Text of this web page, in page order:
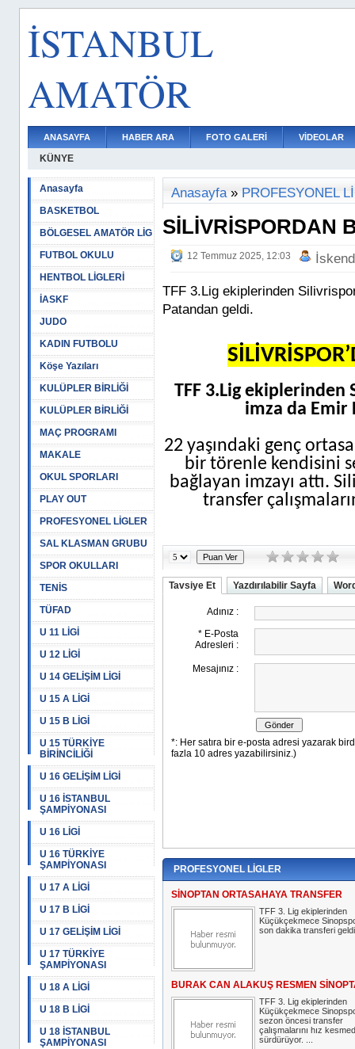
İSTANBUL
AMATÖR
ANASAYFA HABER ARA FOTO GALERİ VİDEOLAR
KÜNYE
Anasayfa
BASKETBOL
BÖLGESEL AMATÖR LİG
FUTBOL OKULU
HENTBOL LİGLERİ
İASKF
JUDO
KADIN FUTBOLU
Köşe Yazıları
KULÜPLER BİRLİĞİ
KULÜPLER BİRLİĞİ
MAÇ PROGRAMI
MAKALE
OKUL SPORLARI
PLAY OUT
PROFESYONEL LİGLER
SAL KLASMAN GRUBU
SPOR OKULLARI
TENİS
TÜFAD
U 11 LİGİ
U 12 LİGİ
U 14 GELİŞİM LİGİ
U 15 A LİGİ
U 15 B LİGİ
U 15 TÜRKİYE
BİRİNCİLİĞİ
U 16 GELİŞİM LİGİ
U 16 İSTANBUL
ŞAMPİYONASI
U 16 LİGİ
U 16 TÜRKİYE
ŞAMPİYONASI
U 17 A LİGİ
U 17 B LİGİ
U 17 GELİŞİM LİGİ
U 17 TÜRKİYE
ŞAMPİYONASI
U 18 A LİGİ
U 18 B LİGİ
U 18 İSTANBUL
ŞAMPİYONASI
Anasayfa» PROFESYONEL
SİLİVRİSPORDAN
12 Temmuz 2025, 12:03
TFF 3.Lig ekiplerinden
Patandan geldi.
TFF 3.Lig
imza da Emir
22 yaşındaki genç
bir törenle kendisini
bağlayan imzayı attı.
transfer
Tavsiye Et Yazdırılabilir Sayfa
PROFESYONEL LİGLER
SİNOPTAN ORTASAHAYA TRANSFER
TFF 3. Lig ekiplerinden
Küçükçekmece
son dakika transferi
BURAK CAN ALAKUŞ RESMEN
TFF 3. Lig ekiplerinden
Küçükçekmece
sezon öncesi transfer
çalışmalarını hız
sürdürüyor. ...